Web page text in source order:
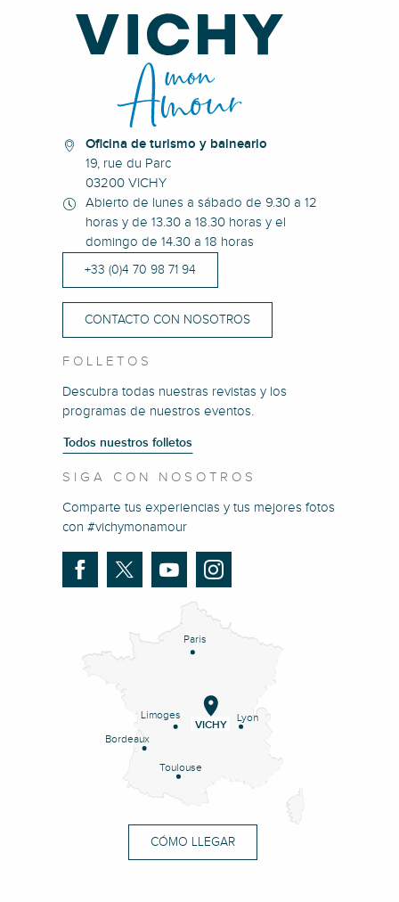
Oficina de turismo y balneario
19, rue du Parc
03200 VICHY
Abierto de lunes a sábado de 9.30 a 12
horas y de 13.30 a 18.30 horas y el
domingo de 14.30 a 18 horas
+33 (0)4 70 98 71 94
CONTACTO CON NOSOTROS
FOLLETOS
Descubra todas nuestras revistas y los
programas de nuestros eventos.
Todos nuestros folletos
SIGA CON NOSOTROS
Comparte tus experiencias y tus mejores fotos
con #vichymonamour
Paris
Lyon
Limoges
Bordeaux
Toulouse
VICHY
CÓMO LLEGAR